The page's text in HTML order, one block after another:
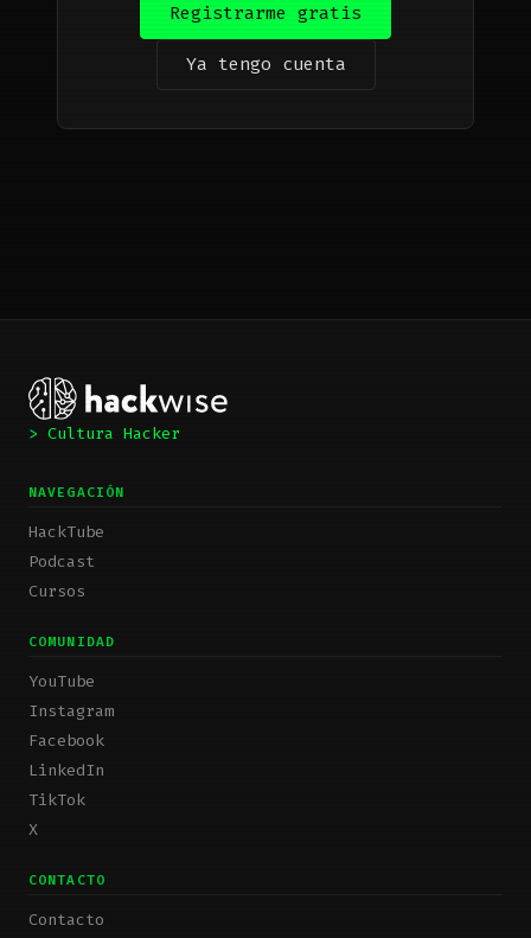
Registrarme gratis
Ya tengo cuenta
> Cultura Hacker
NAVEGACIÓN
HackTube
Podcast
Cursos
COMUNIDAD
YouTube
Instagram
Facebook
LinkedIn
TikTok
X
CONTACTO
Contacto